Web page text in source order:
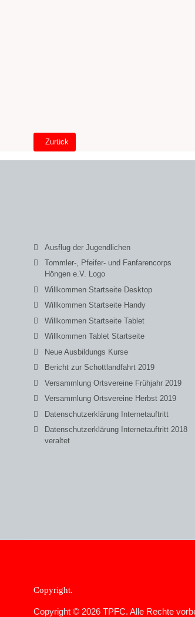
Vorheriger Beitrag: Willkommen Tablet
Zurück
Ausflug der Jugendlichen
Tommler-, Pfeifer- und Fanfarencorps
Höngen e.V. Logo
Willkommen Startseite Desktop
Willkommen Startseite Handy
Willkommen Startseite Tablet
Willkommen Tablet Startseite
Neue Ausbildungs Kurse
Bericht zur Schottlandfahrt 2019
Versammlung Ortsvereine Frühjahr 2019
Versammlung Ortsvereine Herbst 2019
Datenschutzerklärung Internetauftritt
Datenschutzerklärung Internetauftritt 2018
veraltet
Copyright
Copyright © 2026 TPFC. Alle Rechte